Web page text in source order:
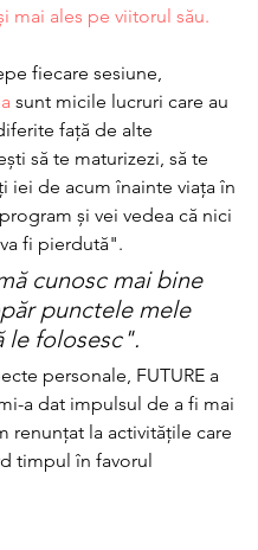
mai ales pe viitorul său.
fiecare sesiune,
sunt micile lucruri care au
față de alte
să te maturizezi, să te
iei de acum înainte viața în
și vei vedea că nici
fi pierdută".
cunosc mai bine
punctele mele
le folosesc".
personale, FUTURE a
a dat impulsul de a fi mai
renunțat la activitățile care
timpul în favorul